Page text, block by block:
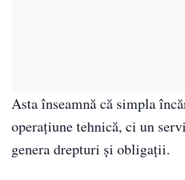
Asta înseamnă că simpla
operațiune tehnică, ci un
genera drepturi și obligații.